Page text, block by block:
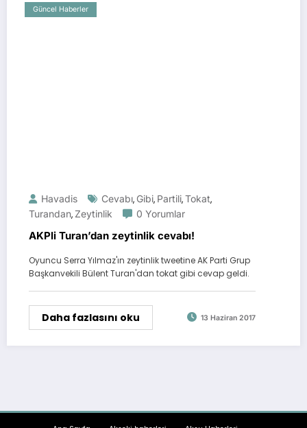
Güncel Haberler
Havadis Cevabı, Gibi, Partili,Tokat,
Turandan,Zeytinlik 0 Yorumlar
AKPli Turan’dan zeytinlik cevabı!
Oyuncu Serra Yılmaz'ın zeytinlik tweetine AK Parti Grup
Başkanvekili Bülent Turan'dan tokat gibi cevap geldi.
Daha fazlasını oku 13 Haziran 2017